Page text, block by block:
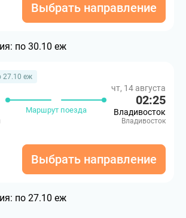
Выбрать направление
по 30.10 еж
27.10 еж
Маршрут поезда
чт, 14 августа
02:25
Владивосток
Владивосток
Выбрать направление
по 27.10 еж